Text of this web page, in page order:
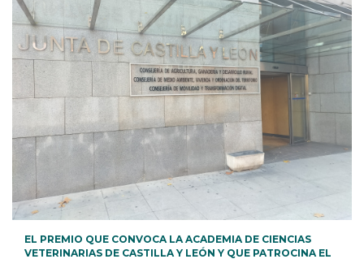
EL PREMIO QUE CONVOCA LA ACADEMIA DE CIENCIAS
VETERINARIAS DE CASTILLA Y LEÓN Y QUE PATROCINA EL